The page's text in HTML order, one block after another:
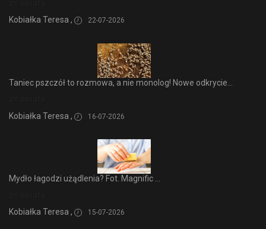
Kobiałka Teresa ,
22-07-2026
Taniec pszczół to rozmowa, a nie monolog! Nowe odkrycie...
Kobiałka Teresa ,
16-07-2026
Mydło łagodzi użądlenia? Fot. Magnific ...
Kobiałka Teresa ,
15-07-2026